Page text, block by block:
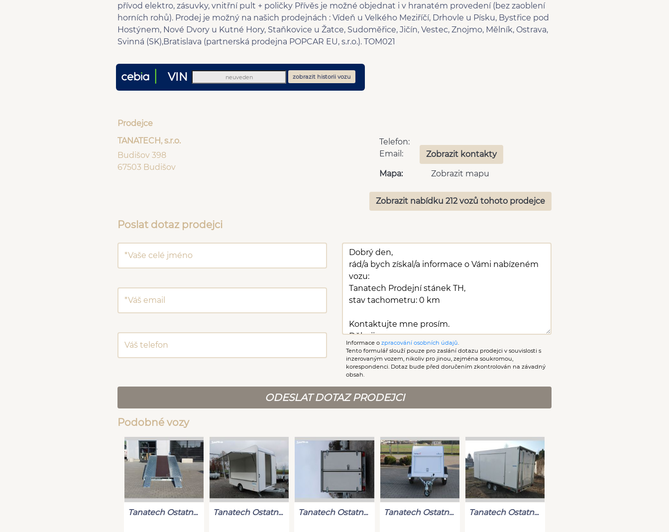
přívod elektro, zásuvky, vnitřní pult + poličky Přívěs je možné objednat i v hranatém provedení (bez zaoblení
horních rohů). Prodej je možný na našich prodejnách : Vídeň u Velkého Meziříčí, Drhovle u Písku, Bystřice pod
Hostýnem, Nové Dvory u Kutné Hory, Staňkovice u Žatce, Sudoměřice, Jičín, Vestec, Znojmo, Mělník, Ostrava,
Svinná (SK),Bratislava (partnerská prodejna POPCAR EU, s.r.o.). TOM021
VIN zobrazit historii vozu
Prodejce
TANATECH, s.r.o.
Budišov 398
67503 Budišov
Telefon:
Email:
Zobrazit kontakty
Mapa: Zobrazit mapu
Zobrazit nabídku 212 vozů tohoto prodejce
Poslat dotaz prodejci
Informace o zpracování osobních údajů
Tento formulář slouží pouze pro zaslání dotazu prodejci v souvislosti s
inzerovaným vozem, nikoliv pro jinou, zejména soukromou,
korespondenci. Dotaz bude před doručením zkontrolován na závadný
obsah.
ODESLAT DOTAZ PRODEJCI
Podobné vozy
Tanatech Ostatn... Tanatech Ostatn... Tanatech Ostatn... Tanatech Ostatn... Tanatech Ostatn...